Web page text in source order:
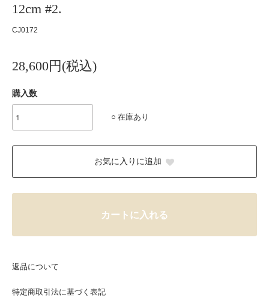
12cm #2.
CJ0172
28,600円(税込)
購入数
○ 在庫あり
お気に入りに追加
カートに入れる
返品について
特定商取引法に基づく表記